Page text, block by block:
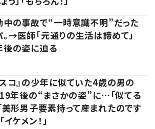
中の事故で“一時意識不明”だった
→医師「元通りの生活は諦めて」
後の姿に迫る
スコ』の少年に似ていた4歳の男の
19年後の“まさかの姿”に…「似てる
美形男子要素持って産まれたのです
イケメン！」